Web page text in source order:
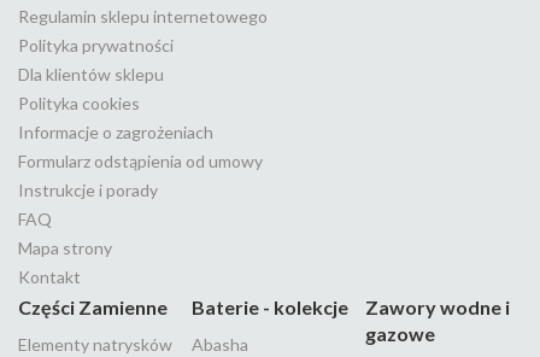
Regulamin sklepu internetowego
Polityka prywatności
Dla klientów sklepu
Polityka cookies
Informacje o zagrożeniach
Formularz odstąpienia od umowy
Instrukcje i porady
FAQ
Mapa strony
Kontakt
Części Zamienne
Elementy natrysków
Baterie - kolekcje
Abasha
Zawory wodne i
gazowe